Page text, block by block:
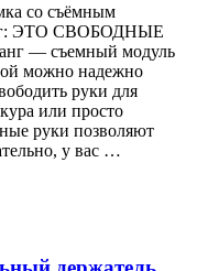
со съёмным
ЭТО СВОБОДНЫЕ
— съемный модуль
можно надежно
руки для
или просто
руки позволяют
у вас …